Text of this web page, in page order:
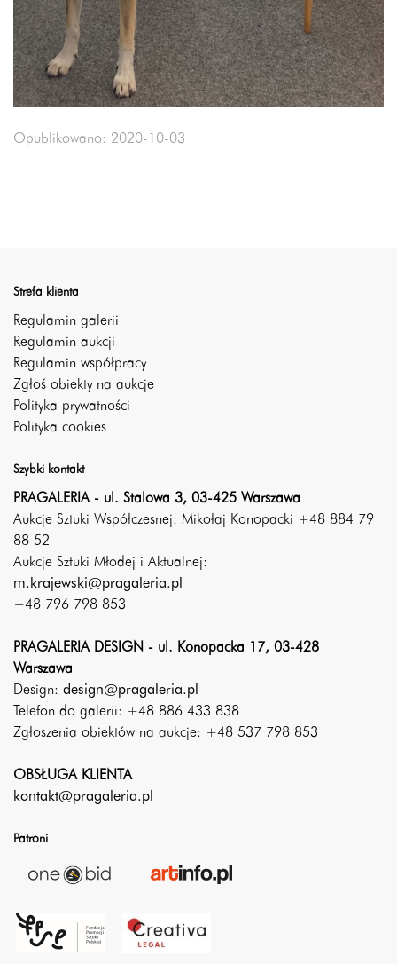
Opublikowano: 2020-10-03
Strefa klienta
Regulamin galerii
Regulamin aukcji
Regulamin współpracy
Zgłoś obiekty na aukcje
Polityka prywatności
Polityka cookies
Szybki kontakt
PRAGALERIA - ul. Stalowa 3, 03-425 Warszawa
Aukcje Sztuki Współczesnej: Mikołaj Konopacki +48 884 79
88 52
Aukcje Sztuki Młodej i Aktualnej:
m.krajewski@pragaleria.pl
+48 796 798 853
PRAGALERIA DESIGN - ul. Konopacka 17, 03-428
Warszawa
Design: design@pragaleria.pl
Telefon do galerii: +48 886 433 838
Zgłoszenia obiektów na aukcje: +48 537 798 853
OBSŁUGA KLIENTA
kontakt@pragaleria.pl
Patroni